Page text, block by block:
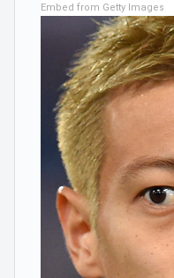
Embed from Getty Images